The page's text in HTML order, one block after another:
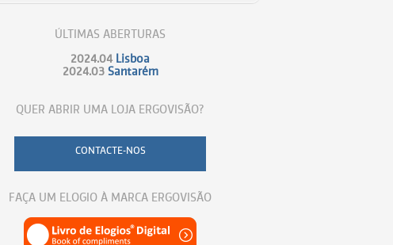
ÚLTIMAS ABERTURAS
2024.04 Lisboa
2024.03 Santarém
QUER ABRIR UMA LOJA ERGOVISÃO?
CONTACTE-NOS
FAÇA UM ELOGIO À MARCA ERGOVISÃO